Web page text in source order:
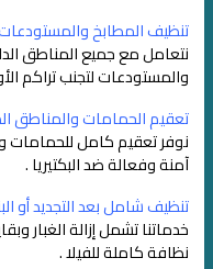
تنظيف المطابخ
نتعامل مع جميع المناطق
والمستودعات لتجنب تراكم
تعقيم الحمامات والمناطق
نوفر تعقيم كامل للحمامات
آمنة وفعالة ضد البكتيريا .
تنظيف شامل بعد التجديد أو
خدماتنا تشمل إزالة الغبار
نظافة كاملة للفيلا .